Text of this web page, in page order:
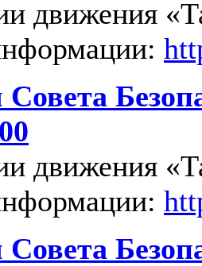
движения
Совета
движения
Совета